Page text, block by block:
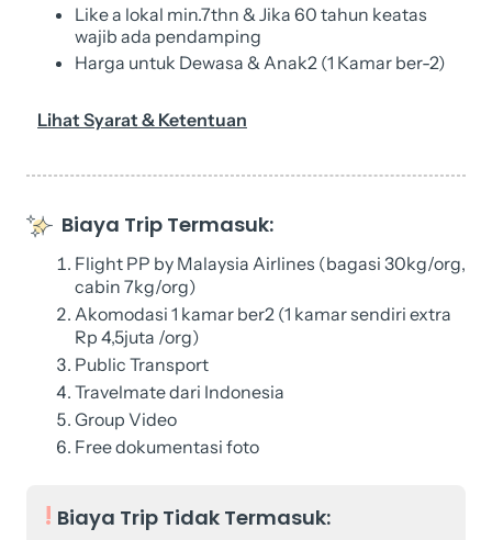
Like a lokal min.7thn & Jika 60 tahun keatas
wajib ada pendamping
Harga untuk Dewasa & Anak2 (1 Kamar ber-2)
Lihat Syarat & Ketentuan
Biaya Trip Termasuk:
Flight PP by Malaysia Airlines (bagasi 30kg/org,
cabin 7kg/org)
Akomodasi 1 kamar ber2 (1 kamar sendiri extra
Rp 4,5juta /org)
Public Transport
Travelmate dari Indonesia
Group Video
Free dokumentasi foto
Biaya Trip Tidak Termasuk: